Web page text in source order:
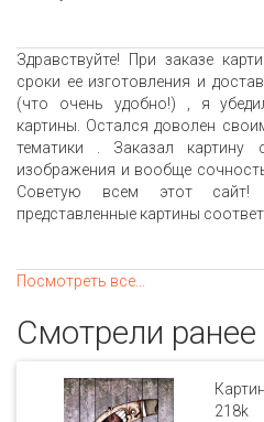
Здравствуйте! При заказе
сроки ее изготовления и
(что очень удобно!) , я
картины. Остался доволен
тематики . Заказал картину
изображения и вообще
Советую всем этот сайт!
представленные картины
Посмотреть все...
Смотрели ранее
218k